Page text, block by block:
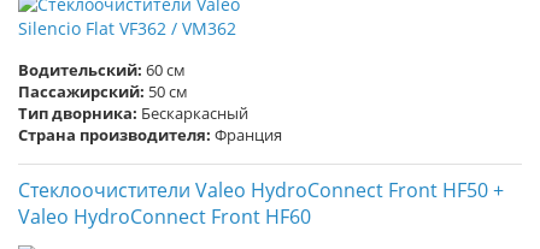
Водительский: 60 см
Пассажирский: 50 см
Тип дворника: Бескаркасный
Страна производителя: Франция
Стеклоочистители Valeo HydroConnect Front HF50 +
Valeo HydroConnect Front HF60